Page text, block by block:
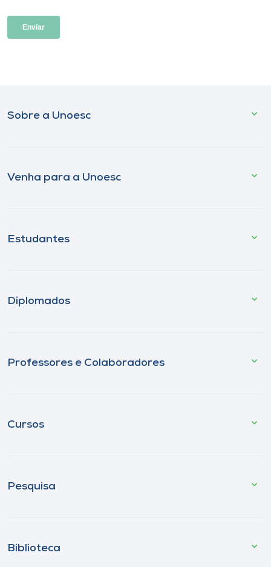
Sobre a Unoesc
Venha para a Unoesc
Estudantes
Diplomados
Professores e Colaboradores
Cursos
Pesquisa
Biblioteca